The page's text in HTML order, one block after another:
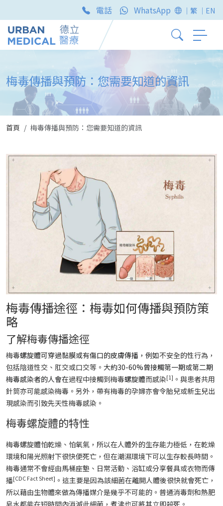
電話 WhatsApp ｜繁 ｜EN
梅毒傳播與預防：您需要知道的資訊
首頁 梅毒傳播與預防：您需要知道的資訊
梅毒傳播途徑：梅毒如何傳播與預防策
略
了解梅毒傳播途徑
梅毒螺旋體可穿過黏膜或有傷口的皮膚傳播，例如不安全的性行為，
包括陰道性交、肛交或口交等。 大約30-60%曾接觸第一期或第二期
梅毒感染者的人會在過程中接觸到梅毒螺旋體而感染[1] 。與患者共用
針筒亦可能感染梅毒。另外，帶有梅毒的孕婦亦會令胎兒或新生兒出
現感染而引致先天性梅毒感染。
梅毒螺旋體的特性
梅毒螺旋體怕乾燥、怕氧氣，所以在人體外的生存能力極低，在乾燥
環境和陽光照射下很快便死亡，但在潮濕環境下可以生存較長時間。
梅毒通常不會經由馬桶座墊、日常活動、浴缸或分享餐具或衣物而傳
播[CDC Fact Sheet] 。這主要是因為該細菌在離開人體後很快就會死亡，
所以藉由生物體來做為傳播媒介是幾乎不可能的。普通消毒劑和熱肥